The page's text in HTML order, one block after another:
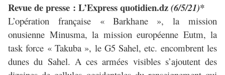
Revue de presse : L’Express quotidien.dz(6/5/21)*
L’opération française « Barkhane », la mission
onusienne Minusma, la mission européenne Eutm, la
task force « Takuba », le G5 Sahel, etc. encombrent les
dunes du Sahel. A ces armées visibles s’ajoutent des